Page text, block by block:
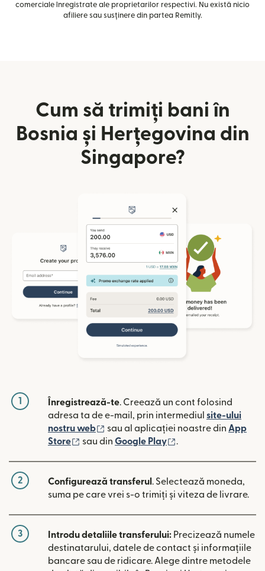
comerciale înregistrate ale proprietarilor respectivi. Nu există nicio
afiliere sau susținere din partea Remitly.
Cum să trimiți bani în
Bosnia și Herțegovina din
Singapore?
1 Înregistrează-te. Creează un cont folosind
adresa ta de e-mail, prin intermediul site-ului
nostru web
(se deschide într-o fereastră nouă)
sau al aplicației noastre din App
Store
(se deschide într-o fereastră nouă)
sau din Google Play .
2 Configurează transferul . Selectează moneda,
suma pe care vrei s-o trimiți și viteza de livrare.
3 Introdu detaliile transferului: Precizează numele
destinatarului, datele de contact și informațiile
bancare sau de ridicare. Alege dintre metodele